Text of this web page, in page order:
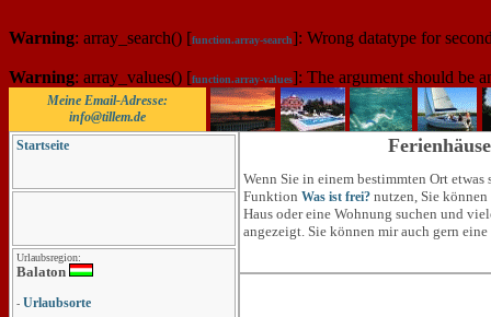
Warning: array_search() [function.array-search]: Wrong datatype for
Warning: array_values() [function.array-values]: The argument should be
Meine Email-Adresse:
info@tillem.de
Startseite
Urlaubsregion:
Balaton
- Urlaubsorte
Wenn Sie in einem bestimmten Ort
Funktion Was ist frei? nutzen, Sie
Haus oder eine Wohnung suchen und
angezeigt. Sie können mir auch gern eine